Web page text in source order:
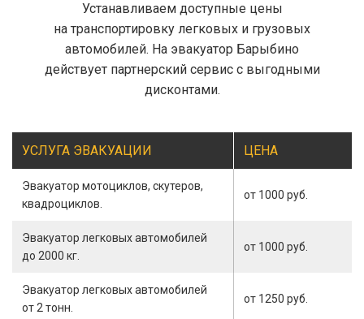
Устанавливаем доступные цены
на транспортировку легковых и грузовых
автомобилей. На эвакуатор Барыбино
действует партнерский сервис с выгодными
дисконтами.
УСЛУГА ЭВАКУАЦИИ ЦЕНА
Эвакуатор мотоциклов, скутеров,
квадроциклов.
от 1000 руб.
Эвакуатор легковых автомобилей
до 2000 кг.
от 1000 руб.
Эвакуатор легковых автомобилей
от 2 тонн.
от 1250 руб.